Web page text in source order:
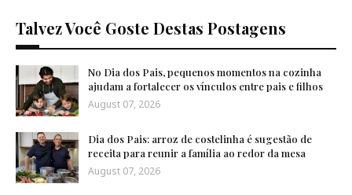
Talvez Você Goste Destas Postagens
No Dia dos Pais, pequenos momentos na cozinha
ajudam a fortalecer os vínculos entre pais e filhos
August 07, 2026
Dia dos Pais: arroz de costelinha é sugestão de
receita para reunir a família ao redor da mesa
August 07, 2026